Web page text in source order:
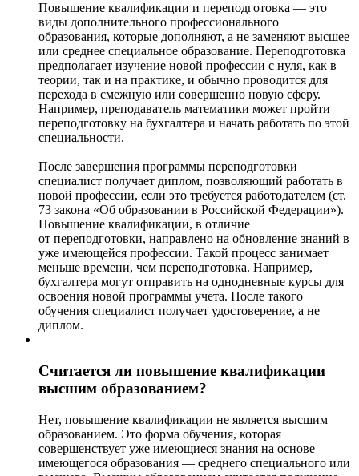
Повышение квалификации и переподготовка — это
виды дополнительного профессионального
образования, которые дополняют, а не заменяют высшее
или среднее специальное образование. Переподготовка
предполагает изучение новой профессии с нуля, как в
теории, так и на практике, и обычно проводится для
перехода в смежную или совершенно новую сферу.
Например, преподаватель математики может пройти
переподготовку на бухгалтера и начать работать по этой
специальности.
После завершения программы переподготовки
специалист получает диплом, позволяющий работать в
новой профессии, если это требуется работодателем (ст.
73 закона «Об образовании в Российской Федерации»).
Повышение квалификации, в отличие
от переподготовки, направлено на обновление знаний в
уже имеющейся профессии. Такой процесс занимает
меньше времени, чем переподготовка. Например,
бухгалтера могут отправить на однодневные курсы для
освоения новой программы учета. После такого
обучения специалист получает удостоверение, а не
диплом.
Считается ли повышение квалификации
высшим образованием?
Нет, повышение квалификации не является высшим
образованием. Это форма обучения, которая
совершенствует уже имеющиеся знания на основе
имеющегося образования — среднего специального или